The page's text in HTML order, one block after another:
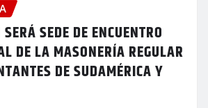
SEDE DE ENCUENTRO
DE LA MASONERÍA REGULAR
DE SUDAMÉRICA Y